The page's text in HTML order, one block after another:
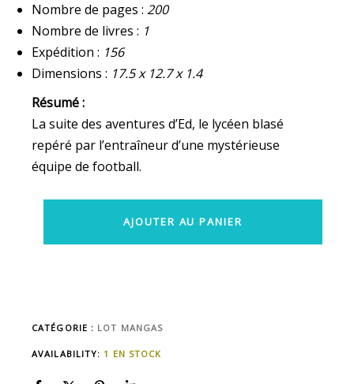
Nombre de pages : 200
Nombre de livres : 1
Expédition : 156
Dimensions : 17.5 x 12.7 x 1.4
Résumé :
La suite des aventures d’Ed, le lycéen blasé
repéré par l’entraîneur d’une mystérieuse
équipe de football.
AJOUTER AU PANIER
CATÉGORIE : LOT MANGAS
AVAILABILITY: 1 EN STOCK